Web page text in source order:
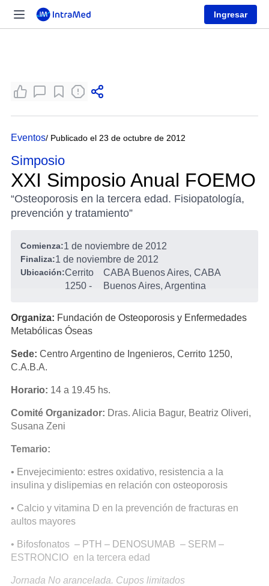
Ingresar
Eventos/ Publicado el 23 de octubre de 2012
Simposio
XXI Simposio Anual FOEMO
“Osteoporosis en la tercera edad. Fisiopatología,
prevención y tratamiento”
Comienza:1 de noviembre de 2012
Finaliza:1 de noviembre de 2012
Ubicación:Cerrito
1250 -
CABA Buenos Aires, CABA
Buenos Aires, Argentina
Organiza: Fundación de Osteoporosis y Enfermedades
Metabólicas Óseas
Sede: Centro Argentino de Ingenieros, Cerrito 1250,
C.A.B.A.
Horario: 14 a 19.45 hs.
Comité Organizador: Dras. Alicia Bagur, Beatriz Oliveri,
Susana Zeni
Temario:
• Envejecimiento: estres oxidativo, resistencia a la
insulina y dislipemias en relación con osteoporosis
• Calcio y vitamina D en la prevención de fracturas en
aultos mayores
• Bifosfonatos – PTH – DENOSUMAB – SERM –
ESTRONCIO en la tercera edad
Jornada No arancelada. Cupos limitados